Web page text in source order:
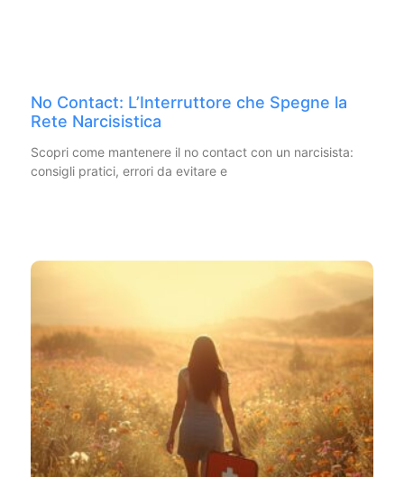
No Contact: L’Interruttore che Spegne la
Rete Narcisistica
Scopri come mantenere il no contact con un narcisista:
consigli pratici, errori da evitare e